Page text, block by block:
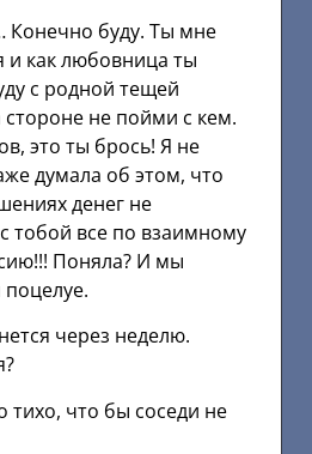
Конечно буду. Ты мне
и как любовница ты
с родной тещей
не пойми с кем.
это ты брось! Я не
думала об этом, что
денег не
тобой все по взаимному
Поняла? И мы
поцелуе.
через неделю.
тихо, что бы соседи не